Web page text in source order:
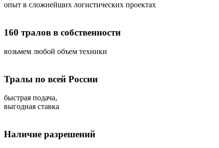
опыт в сложнейших логистических проектах
160 тралов в собственности
возьмем любой объем техники
Тралы по всей России
быстрая подача,
выгодная ставка
Наличие разрешений